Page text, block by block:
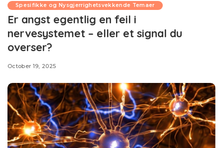
Spesifikke og Nysgjerrighetsvekkende Temaer
Er angst egentlig en feil i
nervesystemet – eller et signal du
overser?
October 19, 2025